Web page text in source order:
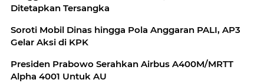
Ditetapkan Tersangka
Soroti Mobil Dinas hingga Pola Anggaran PALI, AP3
Gelar Aksi di KPK
Presiden Prabowo Serahkan Airbus A400M/MRTT
Alpha 4001 Untuk AU